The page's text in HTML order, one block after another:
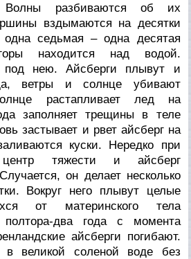
Волны разбиваются об их
вздымаются на десятки
седьмая – одна десятая
находится над водой.
под нею. Айсберги плывут и
ветры и солнце убивают
растапливает лед на
заполняет трещины в теле
застывает и рвет айсберг на
куски. Нередко при
тяжести и айсберг
он делает несколько
Вокруг него плывут целые
от материнского тела
два года с момента
айсберги погибают.
в великой соленой воде без